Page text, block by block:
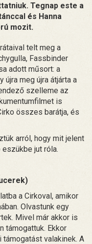
Tegnap este a
és Hanna
mozit.
telt meg a
Fassbinder
adott műsort: a
meg újra átjárta a
szelleme az
is
összes barátja, és
arról, hogy mit jelent
jut róla.
a Cirkoval, amikor
Olvastunk egy
Mivel már akkor is
támogattuk. Ekkor
valakinek. A